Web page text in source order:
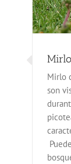
Mirlo
son